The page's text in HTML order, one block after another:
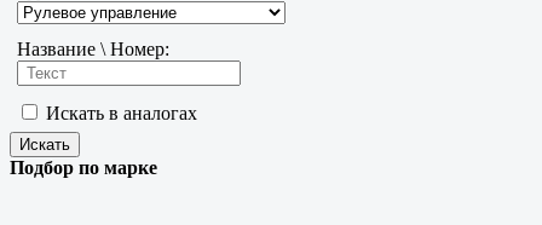
Название \ Номер:
Искать в аналогах
Подбор по марке